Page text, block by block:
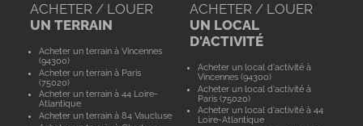
ACHETER / LOUER
UN TERRAIN
Acheter un terrain à Vincennes
(94300)
Acheter un terrain à Paris
(75020)
Acheter un terrain à 44 Loire-
Atlantique
Acheter un terrain à 84 Vaucluse
ACHETER / LOUER
UN LOCAL
D'ACTIVITÉ
Acheter un local d'activité à
Vincennes (94300)
Acheter un local d'activité à
Paris (75020)
Acheter un local d'activité à 44
Loire-Atlantique